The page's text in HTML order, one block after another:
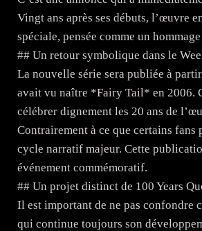
Vingt ans après ses débuts, l’œuvre
spéciale, pensée comme un
## Un retour symbolique dans le
La nouvelle série sera publiée à
avait vu naître *Fairy Tail* en 2006.
célébrer dignement les 20 ans de
Contrairement à ce que certains fans
cycle narratif majeur. Cette
événement commémoratif.
## Un projet distinct de 100 Years
Il est important de ne pas confondre
qui continue toujours son